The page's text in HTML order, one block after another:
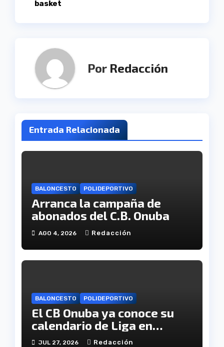
entradas
basket
Por Redacción
Entrada Relacionada
BALONCESTO POLIDEPORTIVO
Arranca la campaña de
abonados del C.B. Onuba
AGO 4, 2026 Redacción
BALONCESTO POLIDEPORTIVO
El CB Onuba ya conoce su
calendario de Liga en
Tercera FEB
JUL 27, 2026 Redacción